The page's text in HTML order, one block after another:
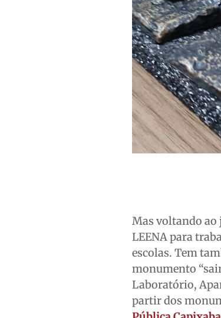
Mas voltando ao
LEENA para
escolas. Tem
monumento
Laboratório,
partir dos